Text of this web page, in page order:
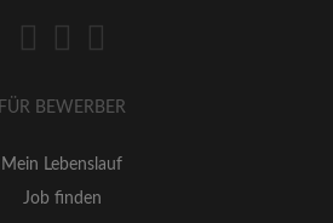
FÜR BEWERBER
Mein Lebenslauf
Job finden